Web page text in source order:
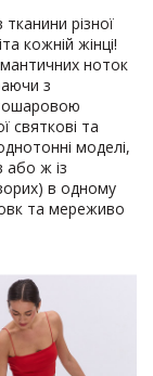
різної
кожній жінці!
ноток
з
святкові та
моделі,
або ж із
в одному
та мереживо